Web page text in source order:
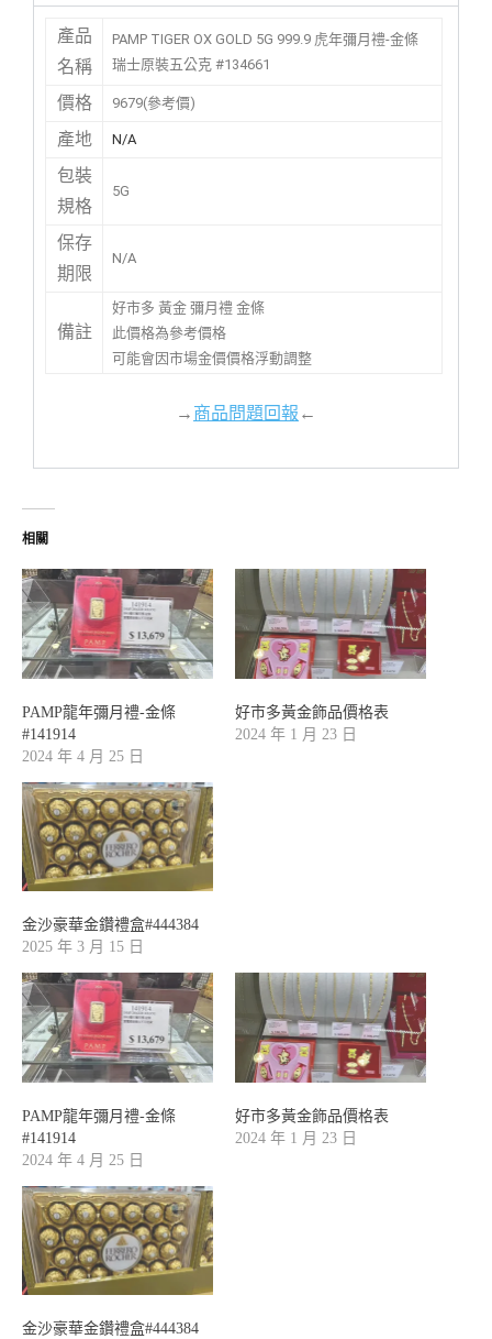
產品
名稱
PAMP TIGER OX GOLD 5G 999.9 虎年彌月禮-金條
瑞士原裝五公克 #134661
價格 9679(參考價)
產地 N/A
包裝
規格
5G
保存
期限
N/A
備註
好市多 黃金 彌月禮 金條
此價格為參考價格
可能會因市場金價價格浮動調整
→商品問題回報←
相關
PAMP龍年彌月禮-金條
#141914
2024 年 4 月 25 日
好市多黃金飾品價格表
2024 年 1 月 23 日
金沙豪華金鑽禮盒#444384
2025 年 3 月 15 日
PAMP龍年彌月禮-金條
#141914
2024 年 4 月 25 日
好市多黃金飾品價格表
2024 年 1 月 23 日
金沙豪華金鑽禮盒#444384